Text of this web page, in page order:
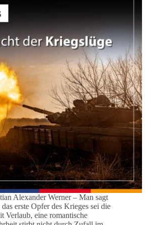
Alexander Werner – Man sagt
erste Opfer des Krieges sei die
Verlaub, eine romantische